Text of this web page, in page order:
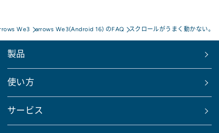
We3 arrows We3(Android 16) のFAQ スクロールがうまく動かない。
製品
使い方
サービス